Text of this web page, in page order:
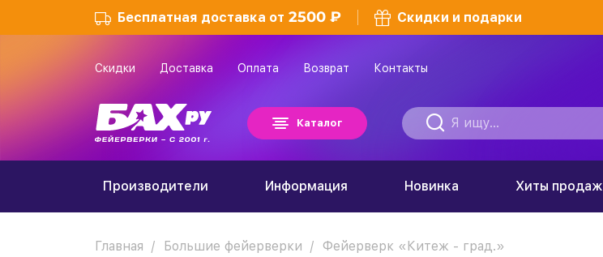
Бесплатная доставка от 2500 ₽ Скидки и подарки
Скидки Доставка Оплата Возврат Контакты
Каталог
Производители Информация Новинка Хиты продаж
Главная Большие фейерверки Фейерверк «Китеж - град.»